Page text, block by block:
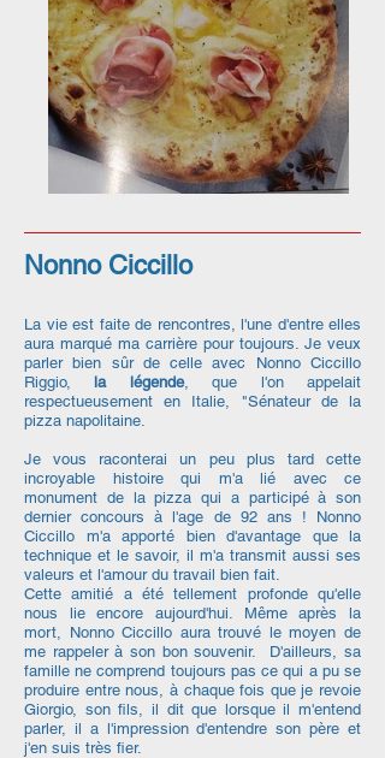
Nonno Ciccillo
La vie est faite de rencontres, l'une d'entre elles
aura marqué ma carrière pour toujours. Je veux
parler bien sûr de celle avec Nonno Ciccillo
Riggio, la légende, que l'on appelait
respectueusement en Italie, "Sénateur de la
pizza napolitaine.
Je vous raconterai un peu plus tard cette
incroyable histoire qui m'a lié avec ce
monument de la pizza qui a participé à son
dernier concours à l'age de 92 ans ! Nonno
Ciccillo m'a apporté bien d'avantage que la
technique et le savoir, il m'a transmit aussi ses
valeurs et l'amour du travail bien fait.
Cette amitié a été tellement profonde qu'elle
nous lie encore aujourd'hui. Même après la
mort, Nonno Ciccillo aura trouvé le moyen de
me rappeler à son bon souvenir. D'ailleurs, sa
famille ne comprend toujours pas ce qui a pu se
produire entre nous, à chaque fois que je revoie
Giorgio, son fils, il dit que lorsque il m'entend
parler, il a l'impression d'entendre son père et
j'en suis très fier.